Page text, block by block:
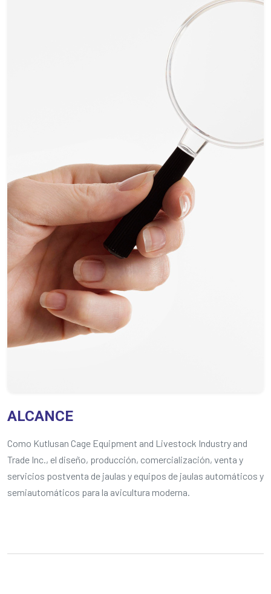
ALCANCE
Como Kutlusan Cage Equipment and Livestock Industry and
Trade Inc., el diseño, producción, comercialización, venta y
servicios postventa de jaulas y equipos de jaulas automáticos y
semiautomáticos para la avicultura moderna.